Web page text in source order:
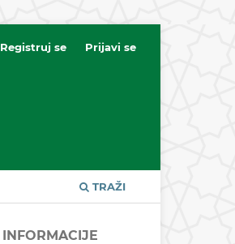
TRAŽI
Registruj se Prijavi se
INFORMACIJE